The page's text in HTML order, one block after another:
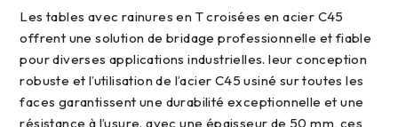
les tables avec rainures en T croisées en acier C45
offrent une solution de bridage professionnelle et fiable
pour diverses applications industrielles. leur conception
robuste et l’utilisation de l’acier C45 usiné sur toutes les
faces garantissent une durabilité exceptionnelle et une
résistance à l’usure. avec une épaisseur de 50 mm, ces